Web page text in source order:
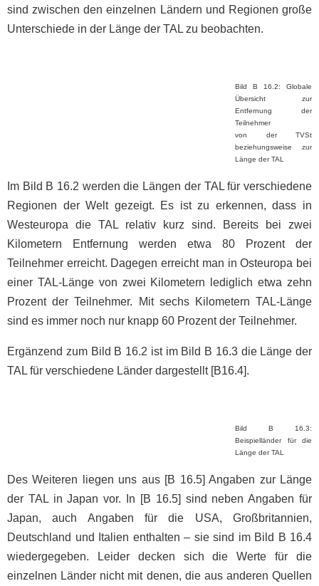
sind zwischen den einzelnen Ländern und Regionen große
Unterschiede in der Länge der TAL zu beobachten.
Bild B 16.2: Globale
Übersicht zur
Entfernung der
Teilnehmer
von der TVSt
beziehungsweise zur
Länge der TAL
Im Bild B 16.2 werden die Längen der TAL für verschiedene
Regionen der Welt gezeigt. Es ist zu erkennen, dass in
Westeuropa die TAL relativ kurz sind. Bereits bei zwei
Kilometern Entfernung werden etwa 80 Prozent der
Teilnehmer erreicht. Dagegen erreicht man in Osteuropa bei
einer TAL-Länge von zwei Kilometern lediglich etwa zehn
Prozent der Teilnehmer. Mit sechs Kilometern TAL-Länge
sind es immer noch nur knapp 60 Prozent der Teilnehmer.
Ergänzend zum Bild B 16.2 ist im Bild B 16.3 die Länge der
TAL für verschiedene Länder dargestellt [B16.4].
Bild B 16.3:
Beispielländer für die
Länge der TAL
Des Weiteren liegen uns aus [B 16.5] Angaben zur Länge
der TAL in Japan vor. In [B 16.5] sind neben Angaben für
Japan, auch Angaben für die USA, Großbritannien,
Deutschland und Italien enthalten – sie sind im Bild B 16.4
wiedergegeben. Leider decken sich die Werte für die
einzelnen Länder nicht mit denen, die aus anderen Quellen